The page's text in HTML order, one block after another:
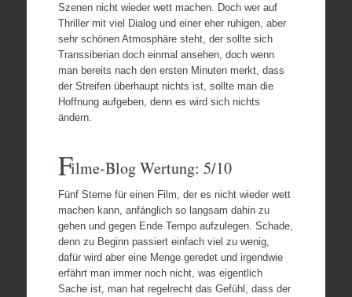
Szenen nicht wieder wett machen. Doch wer auf
Thriller mit viel Dialog und einer eher ruhigen, aber
sehr schönen Atmosphäre steht, der sollte sich
Transsiberian doch einmal ansehen, doch wenn
man bereits nach den ersten Minuten merkt, dass
der Streifen überhaupt nichts ist, sollte man die
Hoffnung aufgeben, denn es wird sich nichts
ändern.
Filme-Blog Wertung: 5/10
Fünf Sterne für einen Film, der es nicht wieder wett
machen kann, anfänglich so langsam dahin zu
gehen und gegen Ende Tempo aufzulegen. Schade,
denn zu Beginn passiert einfach viel zu wenig,
dafür wird aber eine Menge geredet und irgendwie
erfährt man immer noch nicht, was eigentlich
Sache ist, man hat regelrecht das Gefühl, dass der